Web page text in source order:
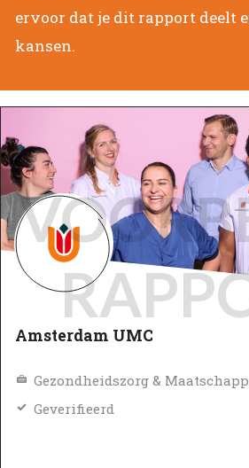
ervoor dat je dit rapport deelt
kansen.
Amsterdam UMC
Gezondheidszorg &
Geverifieerd